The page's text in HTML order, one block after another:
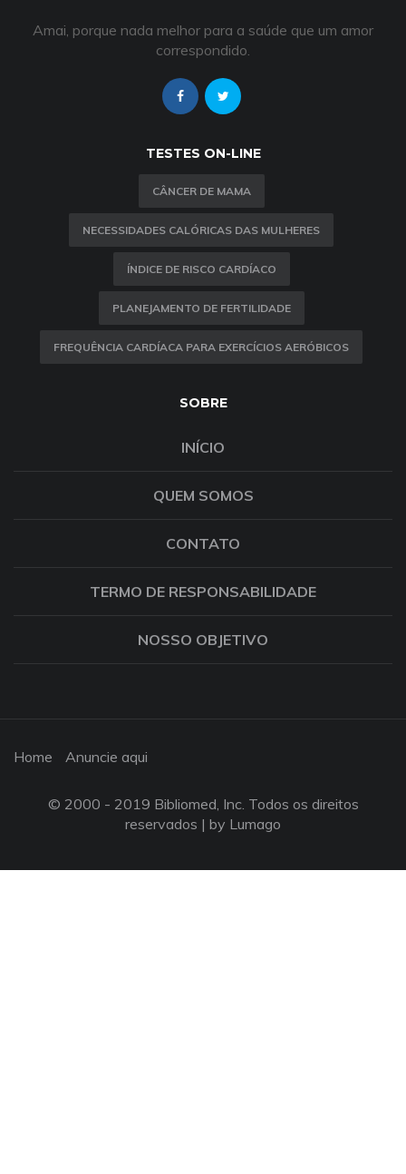
Amai, porque nada melhor para a saúde que um amor
correspondido.
TESTES ON-LINE
CÂNCER DE MAMA
NECESSIDADES CALÓRICAS DAS MULHERES
ÍNDICE DE RISCO CARDÍACO
PLANEJAMENTO DE FERTILIDADE
FREQUÊNCIA CARDÍACA PARA EXERCÍCIOS AERÓBICOS
SOBRE
INÍCIO
QUEM SOMOS
CONTATO
TERMO DE RESPONSABILIDADE
NOSSO OBJETIVO
Home Anuncie aqui
© 2000 - 2019 Bibliomed, Inc. Todos os direitos
reservados | by Lumago